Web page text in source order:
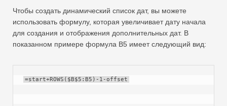
Чтобы создать динамический список дат, вы можете
использовать формулу, которая увеличивает дату начала
для создания и отображения дополнительных дат. В
показанном примере формула B5 имеет следующий вид:
=start+ROWS($B$5:B5)-1-offset